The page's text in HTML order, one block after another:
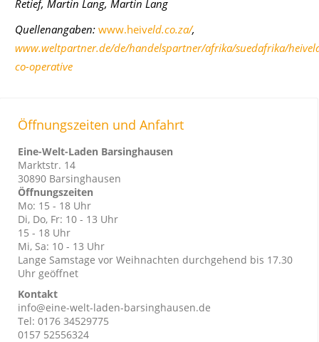
Retief, Martin Lang, Martin Lang
Quellenangaben: www.heiveld.co.za/,
www.weltpartner.de/de/handelspartner/afrika/suedafrika/
co-operative
Öffnungszeiten und Anfahrt
Eine-Welt-Laden Barsinghausen
Marktstr. 14
30890 Barsinghausen
Öffnungszeiten
Mo: 15 - 18 Uhr
Di, Do, Fr: 10 - 13 Uhr
15 - 18 Uhr
Mi, Sa: 10 - 13 Uhr
Lange Samstage vor Weihnachten durchgehend bis 17.30
Uhr geöffnet
Kontakt
info@eine-welt-laden-barsinghausen.de
Tel: 0176 34529775
0157 52556324